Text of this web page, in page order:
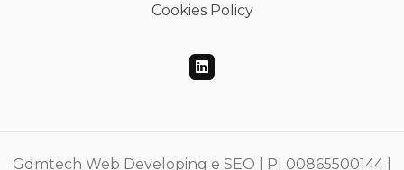
Cookies Policy
Gdmtech Web Developing e SEO | PI 00865500144 |